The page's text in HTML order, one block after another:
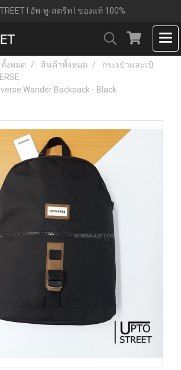
l อัพ-ทู-สตรีท l ของแท้ 100%
งหมด สินค้าทั้งหมด
กระเป๋าและเป้
Wander Backpack - Black